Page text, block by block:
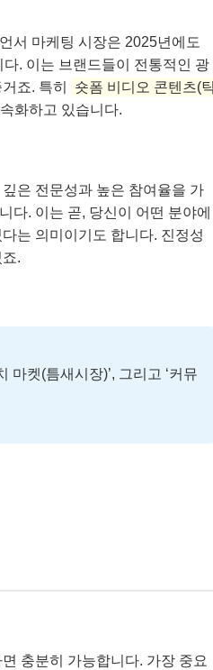
서 마케팅 시장은 2025년에도
. 이는 브랜드들이 전통적인 광
죠. 특히
숏폼 비디오 콘텐츠(
화하고 있습니다.
은 전문성과 높은 참여율을 가
다. 이는 곧, 당신이 어떤 분야에
는 의미이기도 합니다. 진정성
.
켓(틈새시장)’, 그리고 ‘커뮤
충분히 가능합니다. 가장 중요